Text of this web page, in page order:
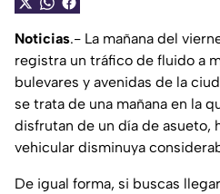
Noticias.- La mañana del
registra un tráfico de fluido a
bulevares y avenidas de la
se trata de una mañana en la
disfrutan de un día de asueto,
vehicular disminuya
De igual forma, si buscas